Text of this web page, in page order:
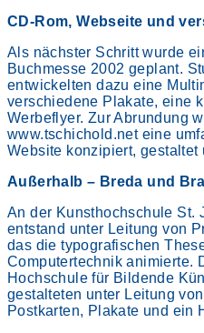
CD-Rom, Webseite und
Als nächster Schritt wurde
Buchmesse 2002 geplant.
entwickelten dazu eine
verschiedene Plakate, eine
Werbeflyer. Zur Abrundung
www.tschichold.net eine
Website konzipiert, gestaltet
Außerhalb – Breda und
An der Kunsthochschule St.
entstand unter Leitung von
das die typografischen
Computertechnik animierte.
Hochschule für Bildende
gestalteten unter Leitung
Postkarten, Plakate und ein